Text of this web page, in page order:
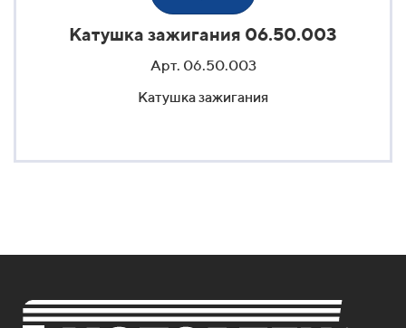
Катушка зажигания 06.50.003
Арт. 06.50.003
Катушка зажигания